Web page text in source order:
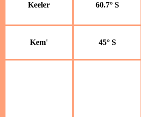
Keeler 60.7° S
Kem' 45° S